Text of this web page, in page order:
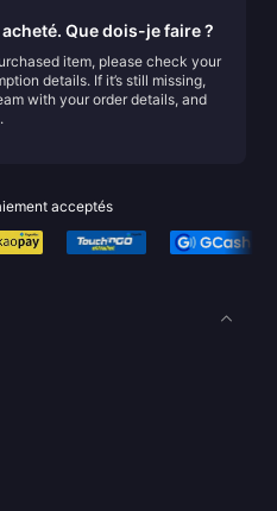
Que dois-je faire ?
item, please check your
details. If it’s still missing,
with your order details, and
acceptés